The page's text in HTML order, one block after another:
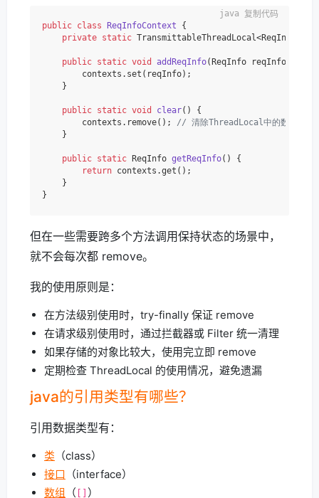
public class ReqInfoContext {
private static TransmittableThreadLocal<ReqInfo>
public static void addReqInfo(ReqInfo reqInfo)
        contexts.set(reqInfo);
    }
public static void clear()
{
        contexts.remove();
// 清除ThreadLocal中的数据
    }
public static ReqInfo getReqInfo()
{
return contexts.get();
    }
复制代码
但在一些需要跨多个方法调用保持状态的场景中，
就不会每次都 remove。
我的使用原则是：
在方法级别使用时，try-finally 保证 remove
在请求级别使用时，通过拦截器或 Filter 统一清理
如果存储的对象比较大，使用完立即 remove
定期检查 ThreadLocal 的使用情况，避免遗漏
java的引用类型有哪些？
引用数据类型有：
类 （class）
接口 （interface）
数组
（ ）